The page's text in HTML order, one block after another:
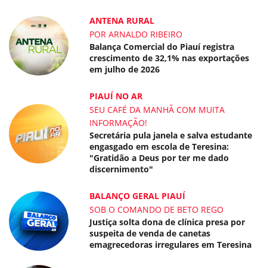
ANTENA RURAL
POR ARNALDO RIBEIRO
Balança Comercial do Piauí registra
crescimento de 32,1% nas exportações
em julho de 2026
PIAUÍ NO AR
SEU CAFÉ DA MANHÃ COM MUITA
INFORMAÇÃO!
Secretária pula janela e salva estudante
engasgado em escola de Teresina:
"Gratidão a Deus por ter me dado
discernimento"
BALANÇO GERAL PIAUÍ
SOB O COMANDO DE BETO REGO
Justiça solta dona de clínica presa por
suspeita de venda de canetas
emagrecedoras irregulares em Teresina